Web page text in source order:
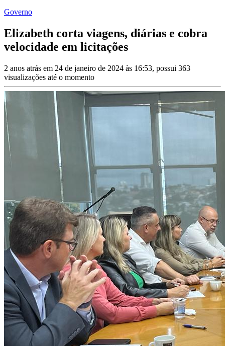
Governo
Elizabeth corta viagens, diárias e cobra
velocidade em licitações
2 anos atrás em 24 de janeiro de 2024 às 16:53, possui 363
visualizações até o momento